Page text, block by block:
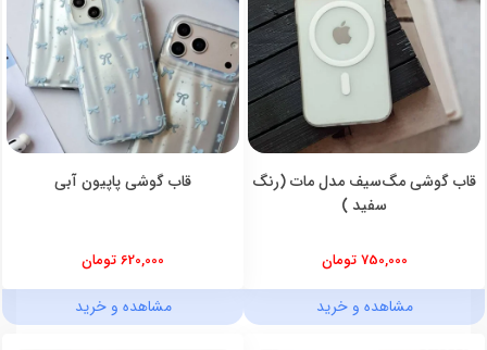
قاب گوشی مگ‌سیف مدل مات (رنگ
سفید )
750,000 تومان
مشاهده و خرید
قاب گوشی پاپیون آبی
620,000 تومان
مشاهده و خرید